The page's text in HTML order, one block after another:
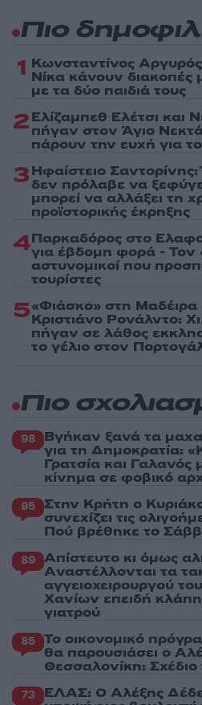
Πιο
1 Κωνσταντίνος
Νίκα κάνουν διακοπές
με τα δύο παιδιά τους
2Ελίζαμπεθ Ελέτσι και
πήγαν στον Άγιο
πάρουν την ευχή για
3Ηφαίστειο
δεν πρόλαβε να
μπορεί να αλλάξει τη
προϊστορικής έκρηξης
4Παρκαδόρος στο
για έβδομη φορά -
αστυνομικοί που
τουρίστες
5«Φιάσκο» στη Μαδέιρα
Κριστιάνο Ρονάλντο:
πήγαν σε λάθος
το γέλιο στον
Πιο
98 Βγήκαν ξανά τα
για τη Δημοκρατία:
Γρατσία και Γαλανός
κίνημα σε φοβικό
95 Στην Κρήτη ο
συνεχίζει τις
Πού βρέθηκε το
89 Απίστευτο κι όμως
Aναστέλλονται τα
αγγειοχειρουργού
Χανίων επειδή
γιατρού
85 Το οικονομικό
θα παρουσιάσει ο
Θεσσαλονίκη: Σχέδιο
73 ΕΛΑΣ: Ο Αλέξης